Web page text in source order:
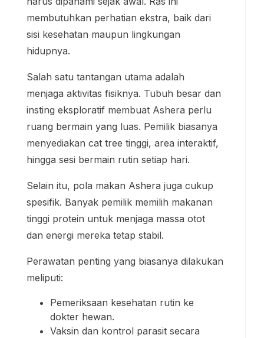
membutuhkan perhatian ekstra, baik dari
sisi kesehatan maupun lingkungan
hidupnya.
Salah satu tantangan utama adalah
menjaga aktivitas fisiknya. Tubuh besar dan
insting eksploratif membuat Ashera perlu
ruang bermain yang luas. Pemilik biasanya
menyediakan cat tree tinggi, area interaktif,
hingga sesi bermain rutin setiap hari.
Selain itu, pola makan Ashera juga cukup
spesifik. Banyak pemilik memilih makanan
tinggi protein untuk menjaga massa otot
dan energi mereka tetap stabil.
Perawatan penting yang biasanya dilakukan
meliputi:
Pemeriksaan kesehatan rutin ke
dokter hewan.
Vaksin dan kontrol parasit secara